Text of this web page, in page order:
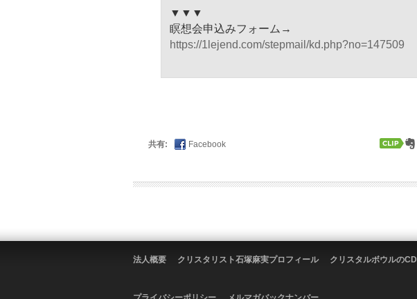
▼▼▼
瞑想会申込みフォーム→
https://1lejend.com/stepmail/kd.php?no=147509
共有: Facebook
法人概要 クリスタリスト石塚麻実プロフィール クリスタルボウルのCD